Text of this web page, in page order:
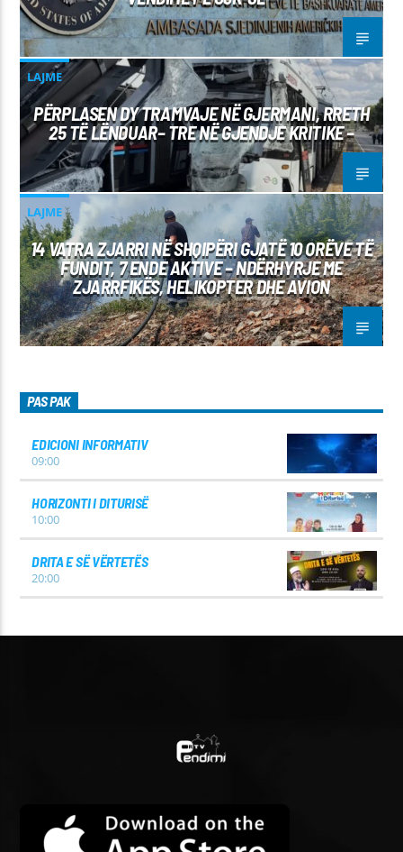
LAJME
PËRPLASEN DY TRAMVAJE NË GJERMANI, RRETH
25 TË LËNDUAR– TRE NË GJENDJE KRITIKE –
LAJME
14 VATRA ZJARRI NË SHQIPËRI GJATË 10 ORËVE TË
FUNDIT, 7 ENDE AKTIVE – NDËRHYRJE ME
ZJARRFIKËS, HELIKOPTER DHE AVION
PAS PAK
EDICIONI INFORMATIV
09:00
HORIZONTI I DITURISË
10:00
DRITA E SË VËRTETËS
20:00